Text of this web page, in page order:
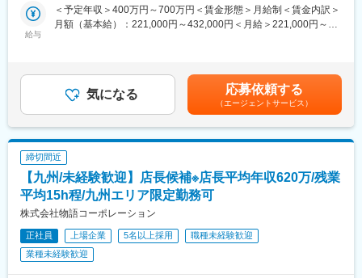
社内公募制度を設けており、1年に1回本社へのキャリアへのご応
募も可能でございます。
連休も取得可能で、1年間で5連休を2回取得いただけます。
お休みはエリアマネジャーが徹底して管理しており、エリア内(1
ルプを出しなど助け合っております。外食企業の中でも魅力的な
就業環境です。
＜現場を思いやる社風＞
本部の社員の9割が、現場(店舗就業)経験者です。
そのため、現場を非常に重要視した経営を行っており、現場での
す。
のアイデアで人気店を作り上げてください！
※それぞれの自分物語インタビュー：
年商約2億～3億円の店舗の売上・利益管理、30～80名の従業員の
採用・教育・労務管理、店舗・業態改善に繋がる提案・企画な
ど、幅広い業務を担当します。※店舗には平均3~4名程度の正社員
がいます。入社後のフォロー体制も万全です。
■キャリアアップ例
・入社11カ月でエリアマネジャーに昇進
・入社2年半で商品開発
・入社4年半で事業部長
店長昇格後も、「エリアマネジャー、営業部長、人事」など、
様々な道へ進めます！実際に本部社員の７割以上が現場経験者。
女性管理職も多数活躍中！離職率は15.2%！（業界平均は30％）
と働きやすい環境づくりに力を入れています！
給与
＜予定年収＞400万円～700万円＜賃金形態＞月給制＜賃金内訳＞
月額（基本給）：221,000円～432,000円＜月給＞221,000円～
年目）／年収708万円＋評価給★店長（入社2年目）／年収642万
円＋評価給★新任店長（入社8か月）／年収544万＋評価給賃金は
あくまでも目安の金額であり、選考を通じて上下する可能性があ
ります。月給(月額)は固定手当を含めた表記です。
気になる 応募依頼する
（エージェントサービス）
締切間近
【九州/未経験歓迎】店長候補※店長平均年収620万/残業
平均15h程/九州エリア限定勤務可
株式会社物語コーポレーション
正社員 上場企業 5名以上採用
職種未経験歓迎
業種未経験歓迎